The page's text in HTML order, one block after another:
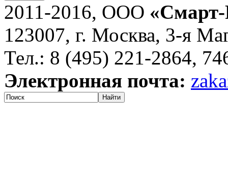
2011-2016, ООО
123007, г. Москва, 3-я
Тел.: 8 (495) 221-2864,
Электронная почта:
Найти